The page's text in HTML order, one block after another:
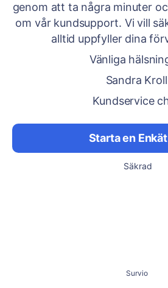
genom att ta några minuter
om vår kundsupport. Vi vill
alltid uppfyller dina
Vänliga
Sandra Kroll
Kundservice
Starta en
Säkrad
Survio